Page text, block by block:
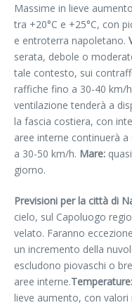
Massime in lieve
tra +20°C e +25°C, con
e entroterra napoletano.
serata, debole o
tale contesto, sui
raffiche fino a 30-40 km/
ventilazione tenderà a
la fascia costiera, con
aree interne continuerà
a 30-50 km/h. Mare:
giorno.
Previsioni per la città di
cielo, sul Capoluogo
velato. Faranno
un incremento della
escludono piovaschi o
aree interne.Temperature:
lieve aumento, con